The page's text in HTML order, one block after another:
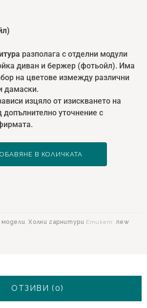
разполага с отделни модули
диван и бержер (фотьойл). Има
на цветове измежду различни
дамаски.
изцяло от изискването на
допълнително уточнение с
В КОЛИЧКАТА
модели,Холни гарнитури Етикет: new
ОТЗИВИ (0)